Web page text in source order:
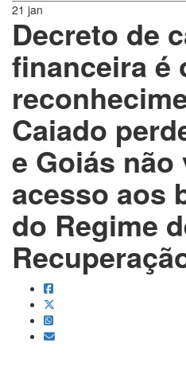
21 jan
Decreto de
financeira é
Caiado
e Goiás não
acesso aos
do Regime